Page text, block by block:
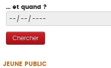
... et quand ?
Chercher
JEUNE PUBLIC